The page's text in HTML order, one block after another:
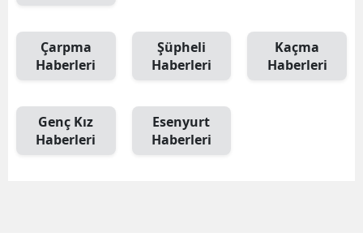
Çarpma
Haberleri
Şüpheli
Haberleri
Kaçma
Haberleri
Genç Kız
Haberleri
Esenyurt
Haberleri